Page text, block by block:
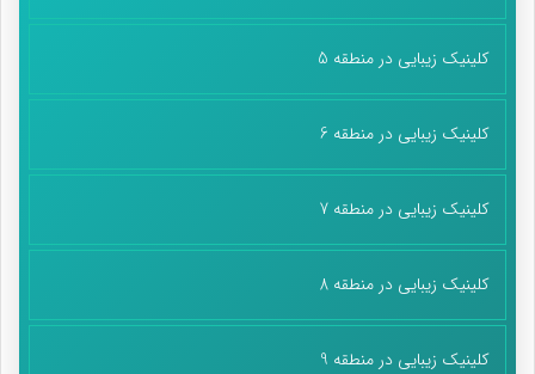
کلینیک زیبایی در منطقه 5
کلینیک زیبایی در منطقه 6
کلینیک زیبایی در منطقه 7
کلینیک زیبایی در منطقه 8
کلینیک زیبایی در منطقه 9